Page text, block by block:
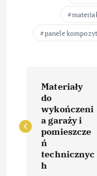
panele
w
Materiały
do
wykończeni
a garaży i
pomieszcze
ń
technicznyc
h